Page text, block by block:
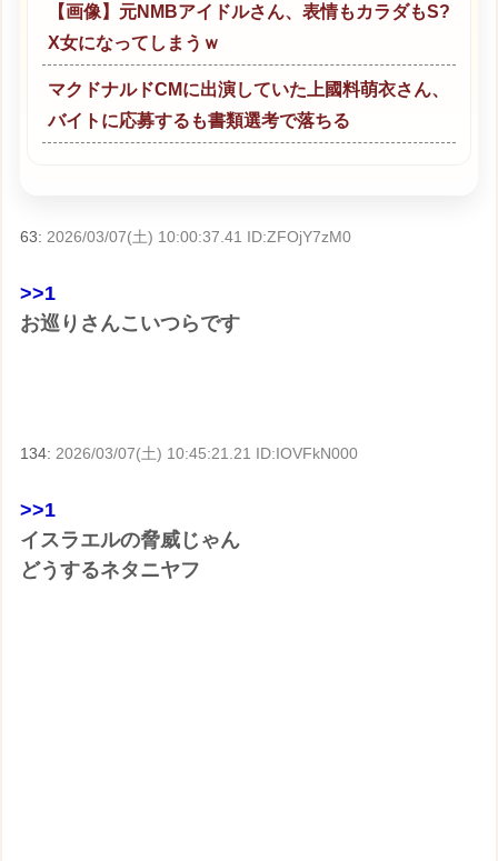
【画像】元NMBアイドルさん、表情もカラダもS?
X女になってしまうｗ
マクドナルドCMに出演していた上國料萌衣さん、
バイトに応募するも書類選考で落ちる
63: 2026/03/07(土) 10:00:37.41 ID:ZFOjY7zM0
>>1
お巡りさんこいつらです
134: 2026/03/07(土) 10:45:21.21 ID:IOVFkN000
>>1
イスラエルの脅威じゃん
どうするネタニヤフ